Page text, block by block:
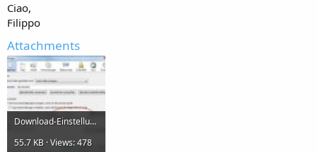
Ciao,
Filippo
Attachments
Download-Einstellung.jpg
55.7 KB · Views: 478